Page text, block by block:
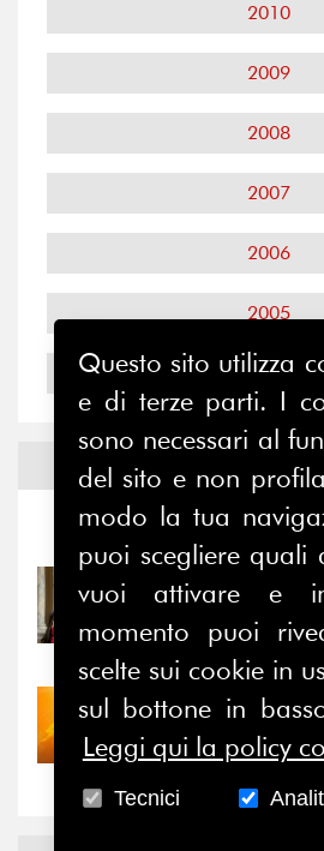
2010
2009
2008
2007
2006
2005
2004
Notizie-
31/07/2026
Prima della
il valore di...
30/07/2026
Nove anni dopo
“grande cecità”:
Questo sito utilizza
e di terze parti. I
sono necessari al
del sito e non
modo la tua
puoi scegliere quali
vuoi attivare e
momento puoi
scelte sui cookie in
sul bottone in
Leggi qui la policy
Tecnici